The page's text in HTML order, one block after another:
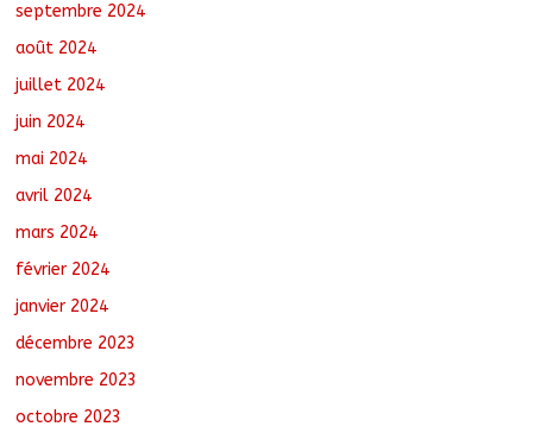
septembre 2024
août 2024
juillet 2024
juin 2024
mai 2024
avril 2024
mars 2024
février 2024
janvier 2024
décembre 2023
novembre 2023
octobre 2023